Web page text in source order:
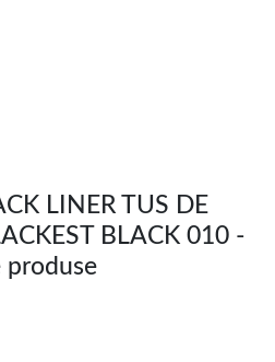
LINER TUS DE
BLACK 010 -
produse